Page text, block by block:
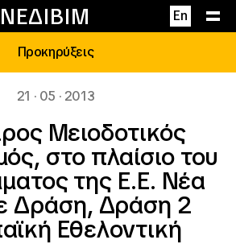
En
Προκηρύξεις
21 · 05 · 2013
Μειοδοτικός
στο πλαίσιο του
της Ε.Ε. Νέα
Δράση, Δράση 2
Εθελοντική